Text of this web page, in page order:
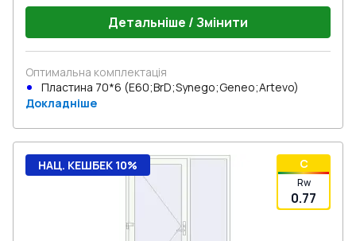
Детальніше / Змінити
Оптимальна комплектація
Пластина 70*6 (E60;BrD;Synego;Geneo;Artevo)
Докладніше
C
Rw
0.77
НАЦ. КЕШБЕК 10%